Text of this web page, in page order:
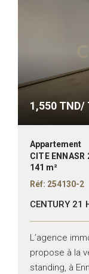
1,550 TND/
Appartement
CITE ENNASR
141 m²
Réf: 254130-2
CENTURY 21
L’agence
propose à la
standing, à